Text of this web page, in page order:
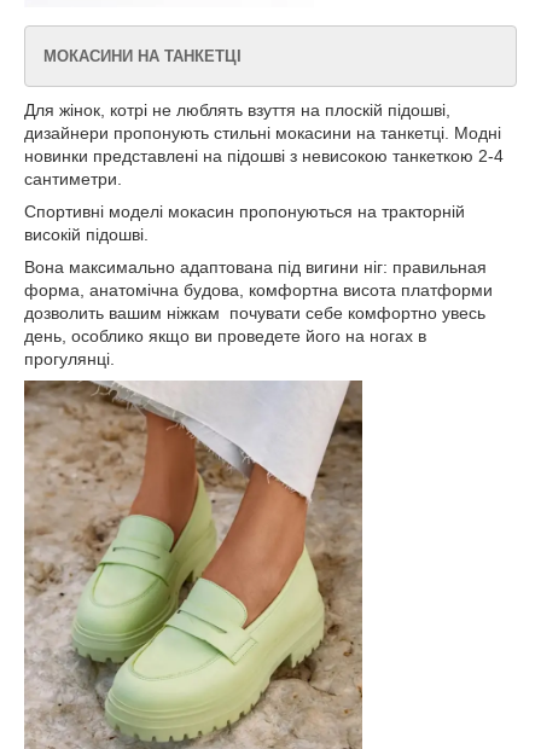
МОКАСИНИ НА ТАНКЕТЦІ
Для жінок, котрі не люблять взуття на плоскій підошві,
дизайнери пропонують стильні мокасини на танкетці. Модні
новинки представлені на підошві з невисокою танкеткою 2-4
сантиметри.
Спортивні моделі мокасин пропонуються на тракторній
високій підошві.
Вона максимально адаптована під вигини ніг: правильная
форма, анатомічна будова, комфортна висота платформи
дозволить вашим ніжкам почувати себе комфортно увесь
день, особлико якщо ви проведете його на ногах в
прогулянці.